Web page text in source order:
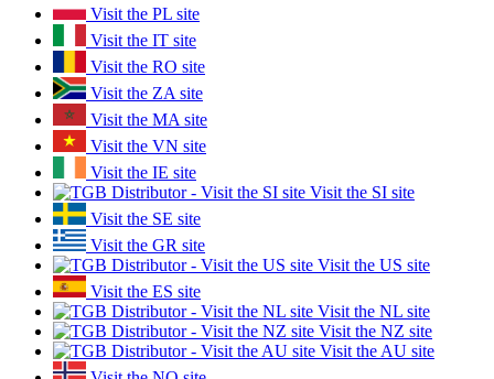
Visit the PL site
Visit the IT site
Visit the RO site
Visit the ZA site
Visit the MA site
Visit the VN site
Visit the IE site
Visit the SI site
Visit the SE site
Visit the GR site
Visit the US site
Visit the ES site
Visit the NL site
Visit the NZ site
Visit the AU site